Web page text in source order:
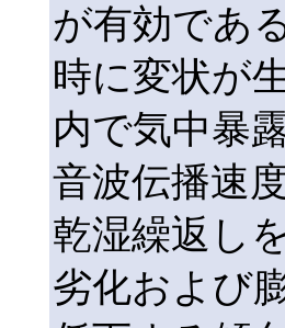
が有効であ
時に変状が
内で気中暴
音波伝播速
乾湿繰返し
劣化および